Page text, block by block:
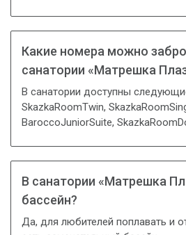
Какие номера можно
санатории «Матрешка
В санатории доступны
SkazkaRoomTwin,
BaroccoJuniorSuite,
В санатории «Матрешка
бассейн?
Да, для любителей поплавать и